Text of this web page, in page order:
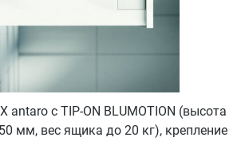
antaro с TIP-ON BLUMOTION (высота
мм, вес ящика до 20 кг), крепление